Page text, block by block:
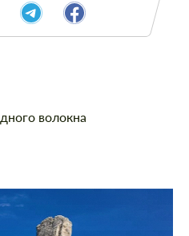
волокна